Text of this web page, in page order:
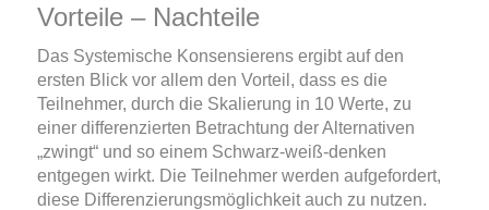
Vorteile – Nachteile
Das Systemische Konsensierens ergibt auf den
ersten Blick vor allem den Vorteil, dass es die
Teilnehmer, durch die Skalierung in 10 Werte, zu
einer differenzierten Betrachtung der Alternativen
„zwingt“ und so einem Schwarz-weiß-denken
entgegen wirkt. Die Teilnehmer werden aufgefordert,
diese Differenzierungsmöglichkeit auch zu nutzen.